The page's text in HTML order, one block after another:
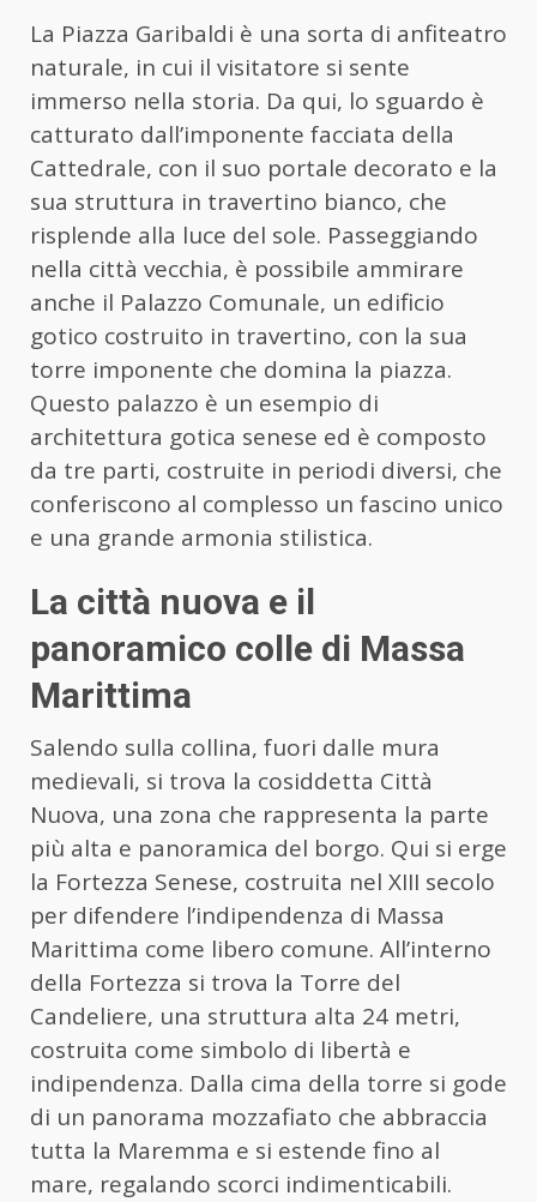
La Piazza Garibaldi è una sorta di anfiteatro
naturale, in cui il visitatore si sente
immerso nella storia. Da qui, lo sguardo è
catturato dall’imponente facciata della
Cattedrale, con il suo portale decorato e la
sua struttura in travertino bianco, che
risplende alla luce del sole. Passeggiando
nella città vecchia, è possibile ammirare
anche il Palazzo Comunale, un edificio
gotico costruito in travertino, con la sua
torre imponente che domina la piazza.
Questo palazzo è un esempio di
architettura gotica senese ed è composto
da tre parti, costruite in periodi diversi, che
conferiscono al complesso un fascino unico
e una grande armonia stilistica.
La città nuova e il
panoramico colle di Massa
Marittima
Salendo sulla collina, fuori dalle mura
medievali, si trova la cosiddetta Città
Nuova, una zona che rappresenta la parte
più alta e panoramica del borgo. Qui si erge
la Fortezza Senese, costruita nel XIII secolo
per difendere l’indipendenza di Massa
Marittima come libero comune. All’interno
della Fortezza si trova la Torre del
Candeliere, una struttura alta 24 metri,
costruita come simbolo di libertà e
indipendenza. Dalla cima della torre si gode
di un panorama mozzafiato che abbraccia
tutta la Maremma e si estende fino al
mare, regalando scorci indimenticabili.